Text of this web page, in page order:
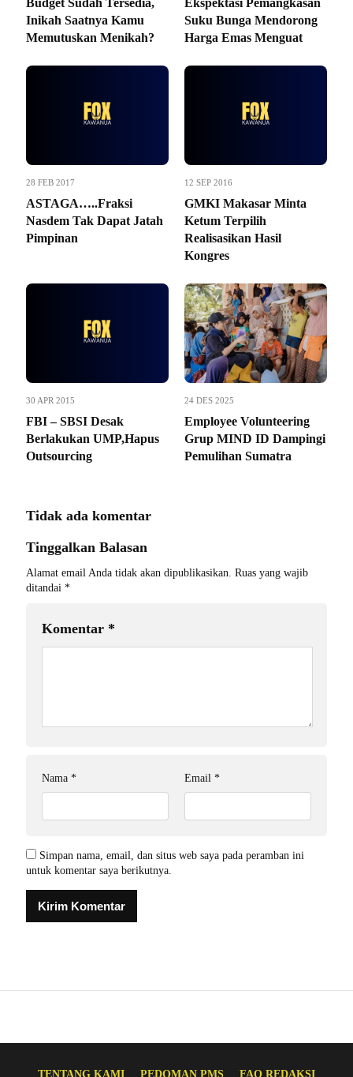
Budget Sudah Tersedia,
Inikah Saatnya Kamu
Memutuskan Menikah?
Ekspektasi Pemangkasan
Suku Bunga Mendorong
Harga Emas Menguat
28 FEB 2017
ASTAGA…..Fraksi
Nasdem Tak Dapat Jatah
Pimpinan
12 SEP 2016
GMKI Makasar Minta
Ketum Terpilih
Realisasikan Hasil
Kongres
30 APR 2015
FBI – SBSI Desak
Berlakukan UMP,Hapus
Outsourcing
24 DES 2025
Employee Volunteering
Grup MIND ID Dampingi
Pemulihan Sumatra
Tidak ada komentar
Tinggalkan Balasan
Alamat email Anda tidak akan dipublikasikan. Ruas yang wajib
ditandai *
Komentar *
Nama * Email *
Simpan nama, email, dan situs web saya pada peramban ini
untuk komentar saya berikutnya.
TENTANG KAMI PEDOMAN PMS FAQ REDAKSI